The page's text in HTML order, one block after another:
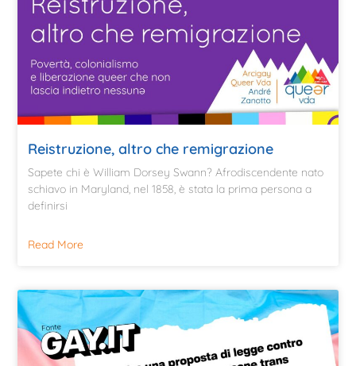
Reistruzione, altro che remigrazione
Sapete chi è William Dorsey Swann? Afrodiscendente nato
schiavo in Maryland, nel 1858, è stata la prima persona a
definirsi
Read More